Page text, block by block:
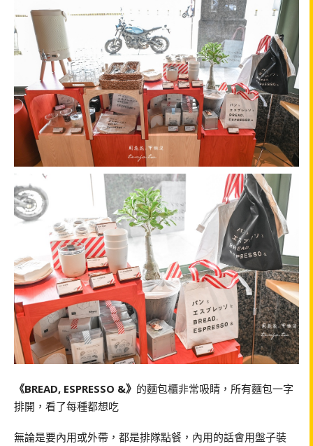
《BREAD, ESPRESSO &》 的麵包櫃非常吸睛，所有麵包一字
排開，看了每種都想吃
無論是要內用或外帶，都是排隊點餐，內用的話會用盤子裝